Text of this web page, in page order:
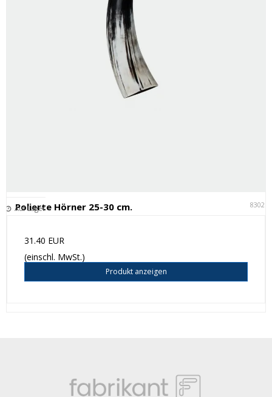
Polierte Hörner 25-30 cm. 83021
Auf Lager
31.40 EUR
(einschl. MwSt.)
Produkt anzeigen